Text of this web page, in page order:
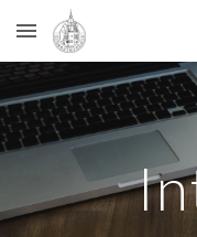
Skip to main content